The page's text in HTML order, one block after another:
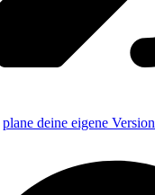
plane deine eigene Version